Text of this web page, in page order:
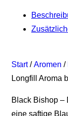
Start/Aromen /
Longfill Aroma
Black Bishop –
eine saftige